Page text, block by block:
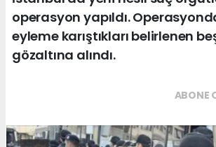
operasyon yapıldı.
eyleme karıştıkları belirlenen
gözaltına alındı.
ABONE